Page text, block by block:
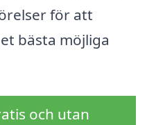
för att
bästa möjliga
och utan